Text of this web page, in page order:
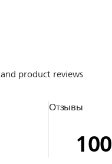
product reviews
Отзывы
100